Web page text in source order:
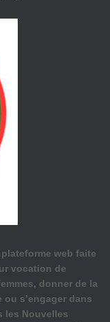
web faite
vocation de
donner de la
s’engager dans
les Nouvelles